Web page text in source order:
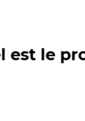
est le